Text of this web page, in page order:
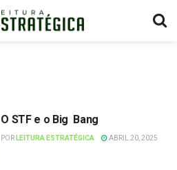
O STF e o Big Bang
POR LEITURA ESTRATÉGICA ABRIL 20, 2025